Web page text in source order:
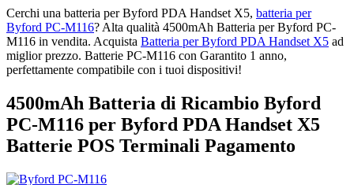
Cerchi una batteria per Byford PDA Handset X5, batteria per
Byford PC-M116? Alta qualità 4500mAh Batteria per Byford PC-
M116 in vendita. Acquista Batteria per Byford PDA Handset X5 ad
miglior prezzo. Batterie PC-M116 con Garantito 1 anno,
perfettamente compatibile con i tuoi dispositivi!
4500mAh Batteria di Ricambio Byford
PC-M116 per Byford PDA Handset X5
Batterie POS Terminali Pagamento